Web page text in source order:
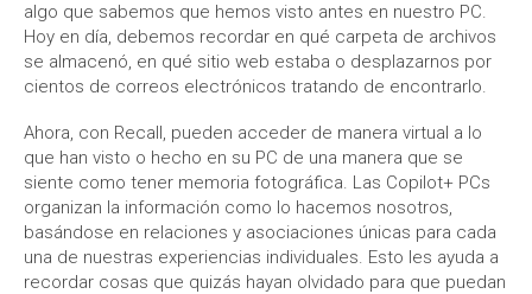
algo que sabemos que hemos visto antes en nuestro PC.
Hoy en día, debemos recordar en qué carpeta de archivos
se almacenó, en qué sitio web estaba o desplazarnos por
cientos de correos electrónicos tratando de encontrarlo.
Ahora, con Recall, pueden acceder de manera virtual a lo
que han visto o hecho en su PC de una manera que se
siente como tener memoria fotográfica. Las Copilot+ PCs
organizan la información como lo hacemos nosotros,
basándose en relaciones y asociaciones únicas para cada
una de nuestras experiencias individuales. Esto les ayuda a
recordar cosas que quizás hayan olvidado para que puedan